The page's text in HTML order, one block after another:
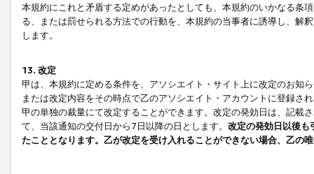
本規約にこれと矛盾する定めがあったとしても、本規約のいかなる条
る、または罰せられる方法での行動を、本規約の当事者に誘導し、解
します。
13. 改定
甲は、本規約に定める条件を、アソシエイト・サイト上に改定のお知
または改定内容をその時点で乙のアソシエイト・アカウントに登録さ
甲の単独の裁量にて改定することができます。改定の発効日は、記載
て、当該通知の交付日から7日以降の日とします。 改定の発効日以後も
たこととなります。乙が改定を受け入れることができない場合、乙の